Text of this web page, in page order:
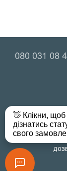
багато переваг.
витримає
виробників,
піддаються
тривалий
параметром
вироби з
ремонтуються;
080 031 08
Офіційний
Будь-яке